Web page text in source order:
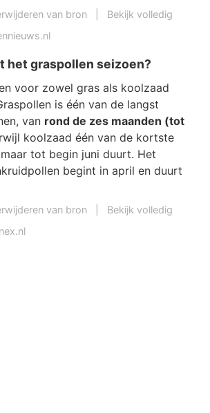
van bron
Bekijk volledig
het graspollen seizoen?
voor zowel gras als koolzaad
is één van de langst
van rond de zes maanden (tot
koolzaad één van de kortste
tot begin juni duurt. Het
begint in april en duurt
van bron
Bekijk volledig